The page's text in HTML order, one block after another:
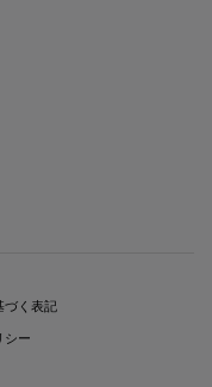
づく表記
シー